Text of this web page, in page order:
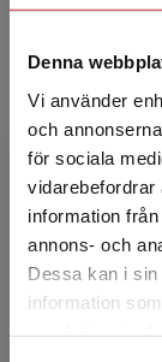
Denna
Vi använder
och
för sociala
vidarebefordrar
information
annons- och
Dessa kan i
information
Det verkar
på Malmö
kurser